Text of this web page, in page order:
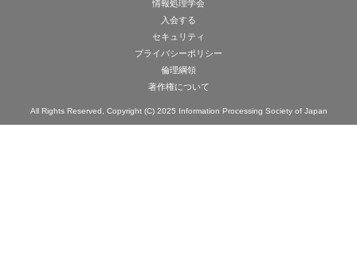
情報処理学会
入会する
セキュリティ
プライバシーポリシー
倫理綱領
著作権について
All Rights Reserved, Copyright (C) 2025 Information Processing Society of Japan